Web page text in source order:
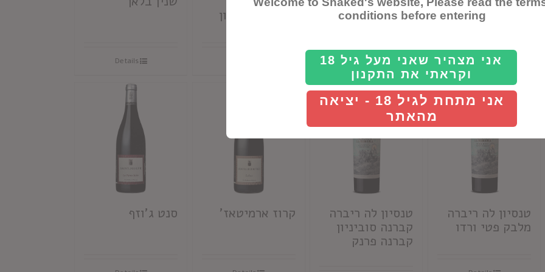
Details
גרנאש
Details
קברנה סוביניון
Details
טנסיון לה ריברה
מלבק פטי ורדו
טנסיון לה ריברה
קברנה סוביניון
קברנה פרנק
קרוז ארמיטאז' סנט ג'וזף
conditions before entering
אני מצהיר שאני מעל גיל 18
וקראתי את התקנון
אני מתחת לגיל 18 - יציאה
מהאתר